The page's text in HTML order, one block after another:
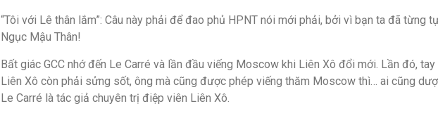
“Tôi với Lê thân lắm”: Câu này phải để đao phủ HPNT nói mới phải, bởi vì bạn ta đã từng
Ngục Mậu Thân!
Bất giác GCC nhớ đến Le Carré và lần đầu viếng Moscow khi Liên Xô đổi mới. Lần đó, tay
Liên Xô còn phải sửng sốt, ông mà cũng được phép viếng thăm Moscow thì… ai cũng
Le Carré là tác giả chuyên trị điệp viên Liên Xô.